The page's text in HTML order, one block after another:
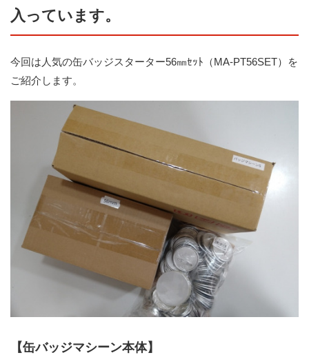
入っています。
今回は人気の缶バッジスターター56㎜ｾｯﾄ（MA-PT56SET）を
ご紹介します。
【缶バッジマシーン本体】